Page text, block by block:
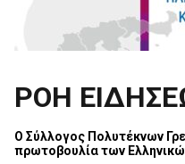
ΡΟΗ
Ο Σύλλογος Πολυτέκνων
πρωτοβουλία των